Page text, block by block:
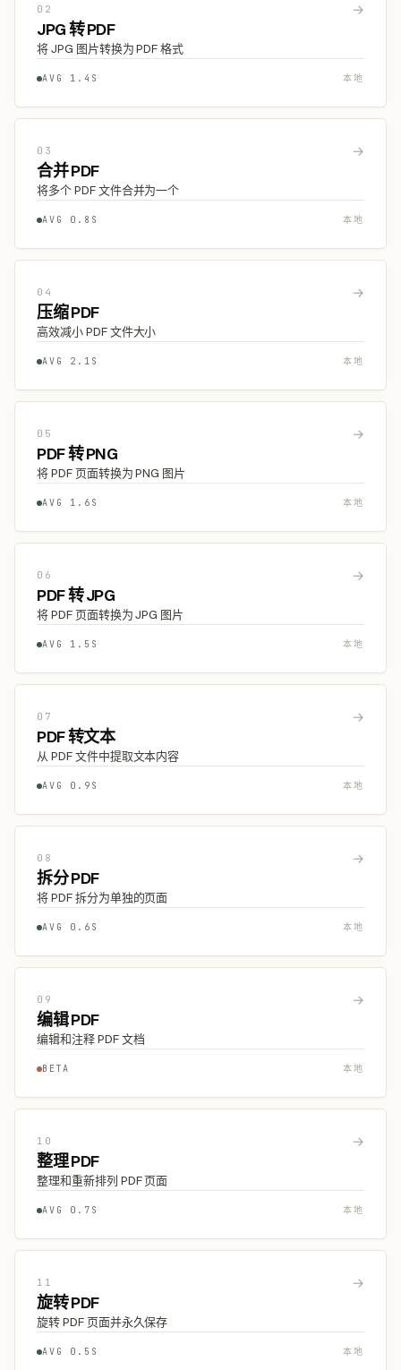
02 →
JPG 转 PDF
将 JPG 图片转换为 PDF 格式
AVG 1.4S 本地
03 →
合并 PDF
将多个 PDF 文件合并为一个
AVG 0.8S 本地
04 →
压缩 PDF
高效减小 PDF 文件大小
AVG 2.1S 本地
05 →
PDF 转 PNG
将 PDF 页面转换为 PNG 图片
AVG 1.6S 本地
06 →
PDF 转 JPG
将 PDF 页面转换为 JPG 图片
AVG 1.5S 本地
07 →
PDF 转文本
从 PDF 文件中提取文本内容
AVG 0.9S 本地
08 →
拆分 PDF
将 PDF 拆分为单独的页面
AVG 0.6S 本地
09 →
编辑 PDF
编辑和注释 PDF 文档
BETA 本地
10 →
整理 PDF
整理和重新排列 PDF 页面
AVG 0.7S 本地
11 →
旋转 PDF
旋转 PDF 页面并永久保存
AVG 0.5S 本地